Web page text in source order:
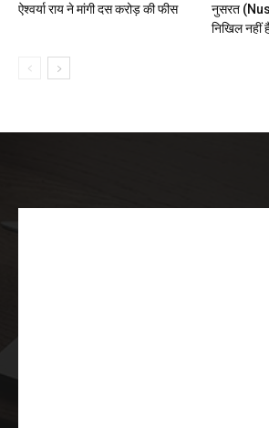
ऐश्वर्या राय ने मांगी दस करोड़ की फीस
नुसरत
निखिल नहीं